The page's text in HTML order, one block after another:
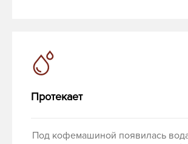
Протекает
Под кофемашиной появилась